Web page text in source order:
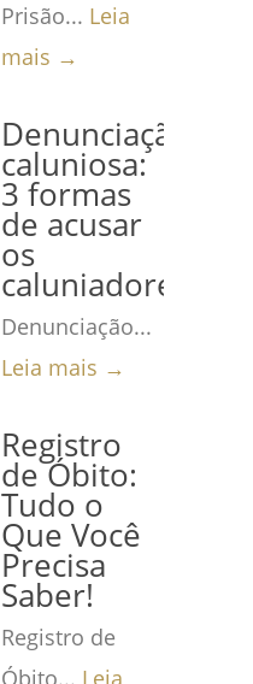
Prisão... Leia
mais →
Denunciação
caluniosa:
3 formas
de acusar
os
caluniadores
Denunciação...
Leia mais →
Registro
de Óbito:
Tudo o
Que Você
Precisa
Saber!
Registro de
Óbito... Leia